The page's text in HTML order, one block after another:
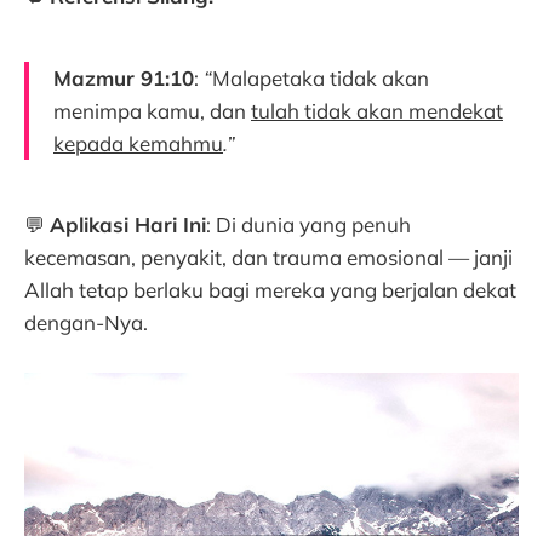
Mazmur 91:10: “Malapetaka tidak akan
menimpa kamu, dan tulah tidak akan mendekat
kepada kemahmu.”
💬 Aplikasi Hari Ini: Di dunia yang penuh
kecemasan, penyakit, dan trauma emosional — janji
Allah tetap berlaku bagi mereka yang berjalan dekat
dengan-Nya.